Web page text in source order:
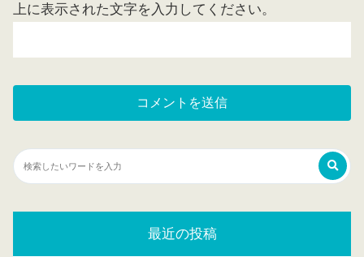
上に表示された文字を入力してください。
最近の投稿